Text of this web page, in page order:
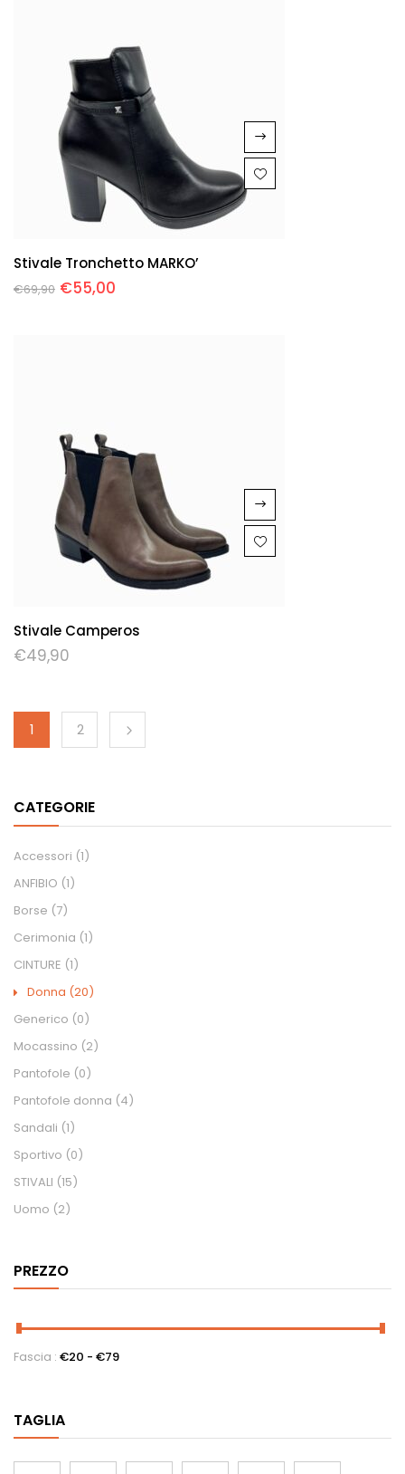
CATEGORIE
Accessori (1)
ANFIBIO (1)
Borse (7)
Cerimonia (1)
CINTURE (1)
Donna (20)
Generico (0)
Mocassino (2)
Pantofole (0)
Pantofole donna (4)
Sandali (1)
Sportivo (0)
STIVALI (15)
Uomo (2)
PREZZO
Fascia : €20 - €79
TAGLIA
Stivale Tronchetto MARKO’
€69,90 €55,00
Stivale Camperos
€49,90
1 2